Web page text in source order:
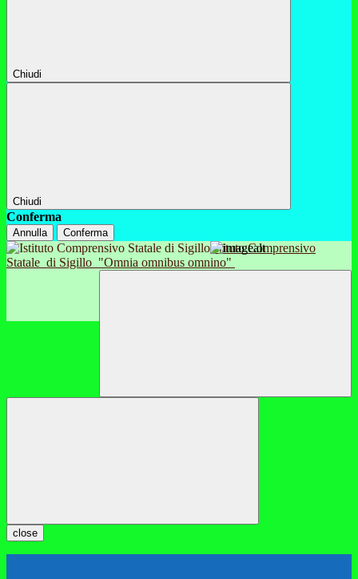
Chiudi
Chiudi
Conferma
Annulla Conferma
Istituto Comprensivo
Statale di Sigillo "Omnia omnibus omnino"
close